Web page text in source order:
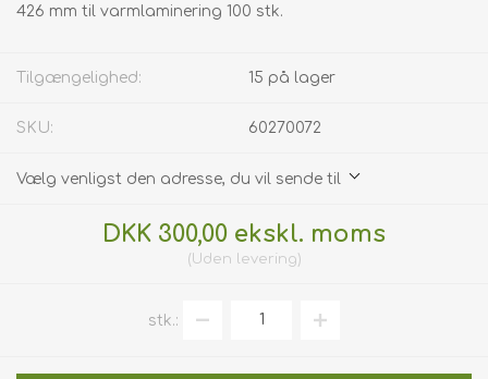
426 mm til varmlaminering 100 stk.
Tilgængelighed: 15 på lager
SKU: 60270072
Vælg venligst den adresse, du vil sende til
DKK 300,00 ekskl. moms
Uden levering
stk.: